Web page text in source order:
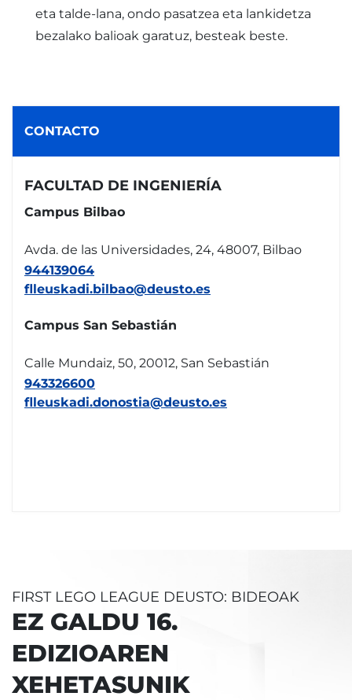
eta talde-lana, ondo pasatzea eta lankidetza
bezalako balioak garatuz, besteak beste.
CONTACTO
FACULTAD DE INGENIERÍA
Campus Bilbao
Avda. de las Universidades, 24, 48007, Bilbao
944139064
flleuskadi.bilbao@deusto.es
Campus San Sebastián
Calle Mundaiz, 50, 20012, San Sebastián
943326600
flleuskadi.donostia@deusto.es
FIRST LEGO LEAGUE DEUSTO: BIDEOAK
EZ GALDU 16.
EDIZIOAREN
XEHETASUNIK